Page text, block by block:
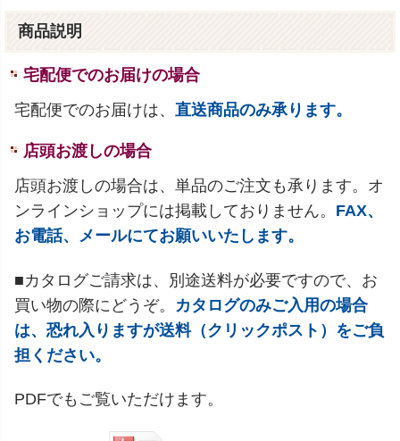
商品説明
宅配便でのお届けの場合
宅配便でのお届けは、 直送商品のみ承ります。
店頭お渡しの場合
店頭お渡しの場合は、単品のご注文も承ります。オ
ンラインショップには掲載しておりません。 FAX、
お電話、メールにてお願いいたします。
■カタログご請求は、別途送料が必要ですので、お
買い物の際にどうぞ。 カタログのみご入用の場合
は、恐れ入りますが送料（クリックポスト）をご負
担ください。
PDFでもご覧いただけます。